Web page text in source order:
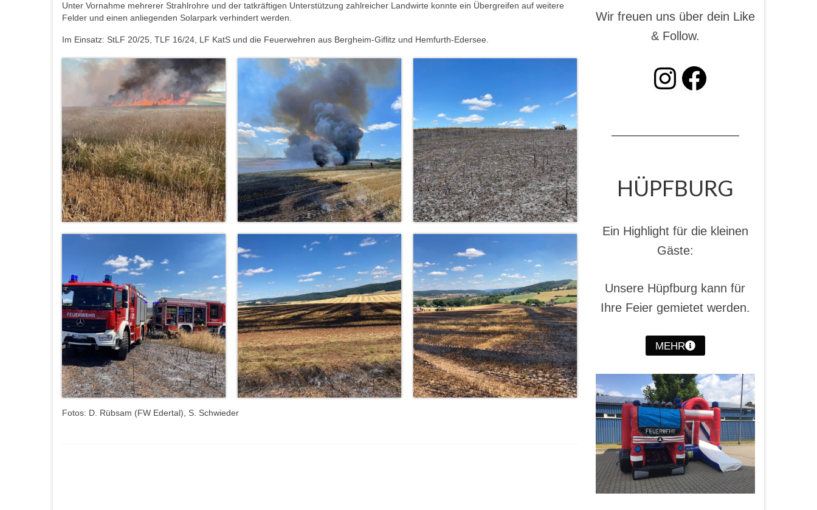
Unter Vornahme mehrerer Strahlrohre und der tatkräftigen Unterstützung zahlreicher Landwirte konnte ein Übergreifen auf weitere
Felder und einen anliegenden Solarpark verhindert werden.
Im Einsatz: StLF 20/25, TLF 16/24, LF KatS und die Feuerwehren aus Bergheim-Giflitz und Hemfurth-Edersee.
Fotos: D. Rübsam (FW Edertal), S. Schwieder
Wir freuen uns über dein Like
& Follow.
INSTAGRAM Facebook
HÜPFBURG
Ein Highlight für die kleinen
Gäste:
Unsere Hüpfburg kann für
Ihre Feier gemietet werden.
MEHR